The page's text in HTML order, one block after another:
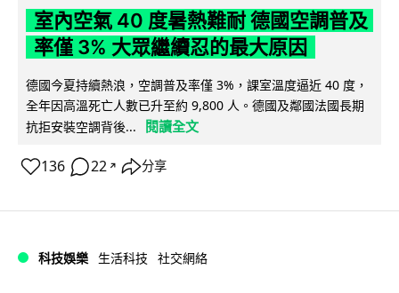
室內空氣 40 度暑熱難耐 德國空調普及
率僅 3% 大眾繼續忍的最大原因
德國今夏持續熱浪，空調普及率僅 3%，課室溫度逼近 40 度，
全年因高溫死亡人數已升至約 9,800 人。德國及鄰國法國長期
抗拒安裝空調背後...
閱讀全文
136 22 ↗ 分享
科技娛樂 生活科技 社交網絡